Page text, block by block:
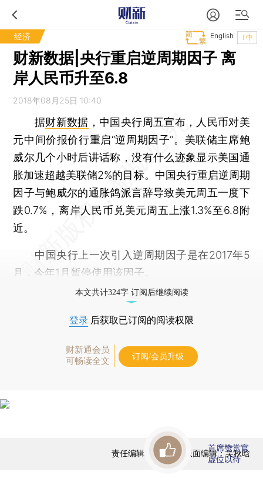
经济 T中
English
财新数据|央行重启逆周期因子 离
岸人民币升至6.8
2018年08月25日 10:40
据财新数据 ，中国央行周五宣布，人民币对美
元中间价报价行重启“逆周期因子”。美联储主席鲍
威尔几个小时后讲话称，没有什么迹象显示美国通
胀加速超越美联储2%的目标。中国央行重启逆周期
因子与鲍威尔的通胀鸽派言辞导致美元周五一度下
跌0.7%，离岸人民币兑美元周五上涨1.3%至6.8附
近。
中国央行上一次引入逆周期因子是在2017年5
月，今年1月暂停使用该因子。
本文共计324字 订阅后继续阅读
登录 后获取已订阅的阅读权限
财新通会员
可畅读全文
订阅/会员升级
责任编辑：田铁军 | 版面编辑：吴秋晗
首席赞赏官
虚位以待